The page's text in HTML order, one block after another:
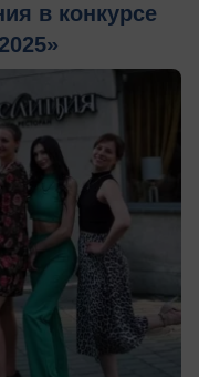
в конкурсе